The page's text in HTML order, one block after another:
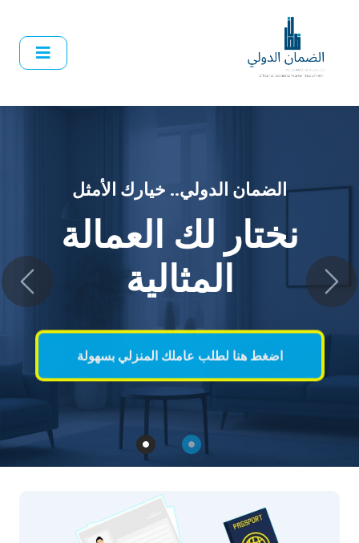
الضمان الدولي.. خيارك الأمثل
نختار لك العمالة
المثالية
اضغط هنا لطلب عاملك المنزلي بسهولة